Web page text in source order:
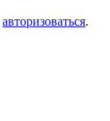
авторизоваться.